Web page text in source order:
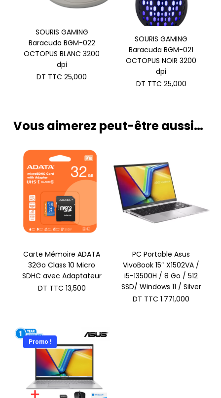
SOURIS GAMING
Baracuda BGM-022
OCTOPUS BLANC 3200
dpi
DT TTC 25,000
SOURIS GAMING
Baracuda BGM-021
OCTOPUS NOIR 3200
dpi
DT TTC 25,000
Vous aimerez peut-être aussi…
Carte Mémoire ADATA
32Go Class 10 Micro
SDHC avec Adaptateur
DT TTC 13,500
PC Portable Asus
VivoBook 15″ X1502VA /
i5-13500H / 8 Go / 512
SSD/ Windows 11 / Silver
DT TTC 1.771,000
Promo !